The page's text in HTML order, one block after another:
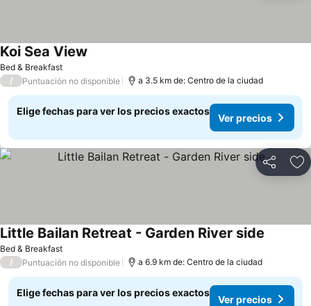
Bed & Breakfast
Koi Sea View
/ Puntuación no disponible a 3.5 km de: Centro de la ciudad
Elige fechas para ver los precios exactos
Ver precios
Compartir
Bed & Breakfast
Little Bailan Retreat - Garden River side
/ Puntuación no disponible a 6.9 km de: Centro de la ciudad
Elige fechas para ver los precios exactos
Ver precios